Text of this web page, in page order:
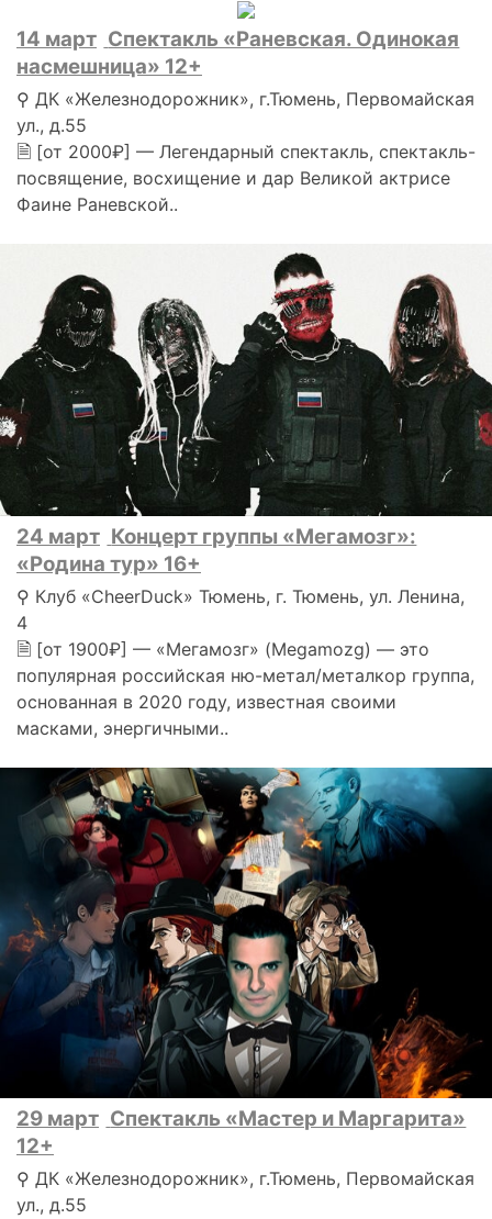
14 март Спектакль «Раневская. Одинокая
насмешница» 12+
⚲ ДК «Железнодорожник», г.Тюмень, Первомайская
ул., д.55
🗎 [от 2000₽] — Легендарный спектакль, спектакль-
посвящение, восхищение и дар Великой актрисе
Фаине Раневской..
24 март Концерт группы «Мегамозг»:
«Родина тур» 16+
⚲ Клуб «CheerDuck» Тюмень, г. Тюмень, ул. Ленина,
4
🗎 [от 1900₽] — «Мегамозг» (Megamozg) — это
популярная российская ню-метал/металкор группа,
основанная в 2020 году, известная своими
масками, энергичными..
29 март Спектакль «Мастер и Маргарита»
12+
⚲ ДК «Железнодорожник», г.Тюмень, Первомайская
ул., д.55